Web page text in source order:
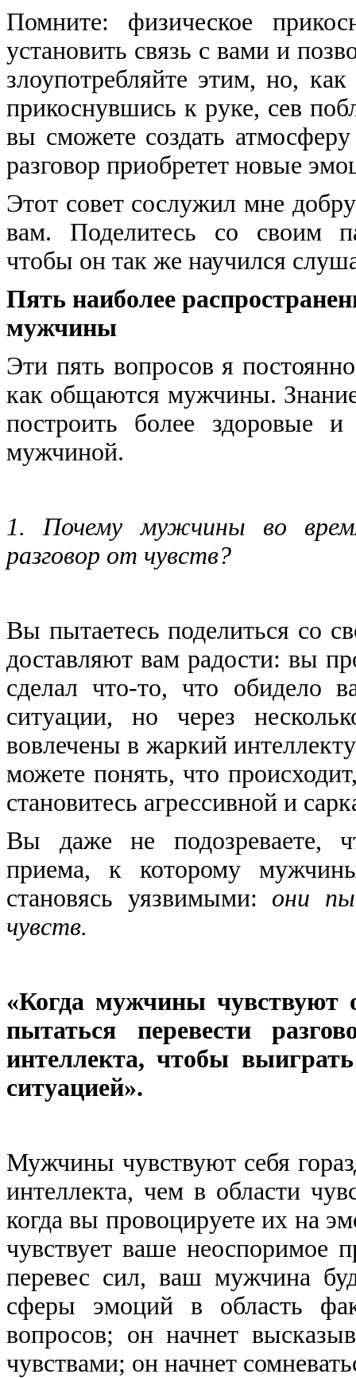
Помните: физическое
установить связь с вами и
злоупотребляйте этим, но,
прикоснувшись к руке, сев
вы сможете создать
разговор приобретет новые
Этот совет сослужил мне
вам. Поделитесь со своим
чтобы он так же научился
Пять наиболее
мужчины
Эти пять вопросов я
как общаются мужчины.
построить более здоровые
мужчиной.
1. Почему мужчины во
разговор от чувств?
Вы пытаетесь поделиться со
доставляют вам радости: вы
сделал что-то, что обидело
ситуации, но через
вовлечены в жаркий
можете понять, что
становитесь агрессивной и
Вы даже не подозреваете,
приема, к которому
становясь уязвимыми: они
чувств.
«Когда мужчины чувствуют
пытаться перевести
интеллекта, чтобы
ситуацией».
Мужчины чувствуют себя
интеллекта, чем в области
когда вы провоцируете их на
чувствует ваше неоспоримое
перевес сил, ваш мужчина
сферы эмоций в область
вопросов; он начнет
чувствами; он начнет